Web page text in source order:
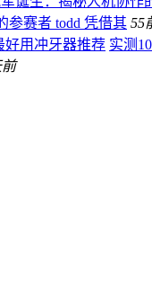
参赛者 todd 凭借其 55
好用冲牙器推荐 实测